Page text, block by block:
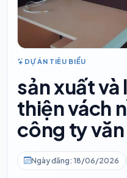
DỰ ÁN TIÊU BIỂU
sản xuất
thiện vách
công ty
Ngày đăng: 18/06/2026